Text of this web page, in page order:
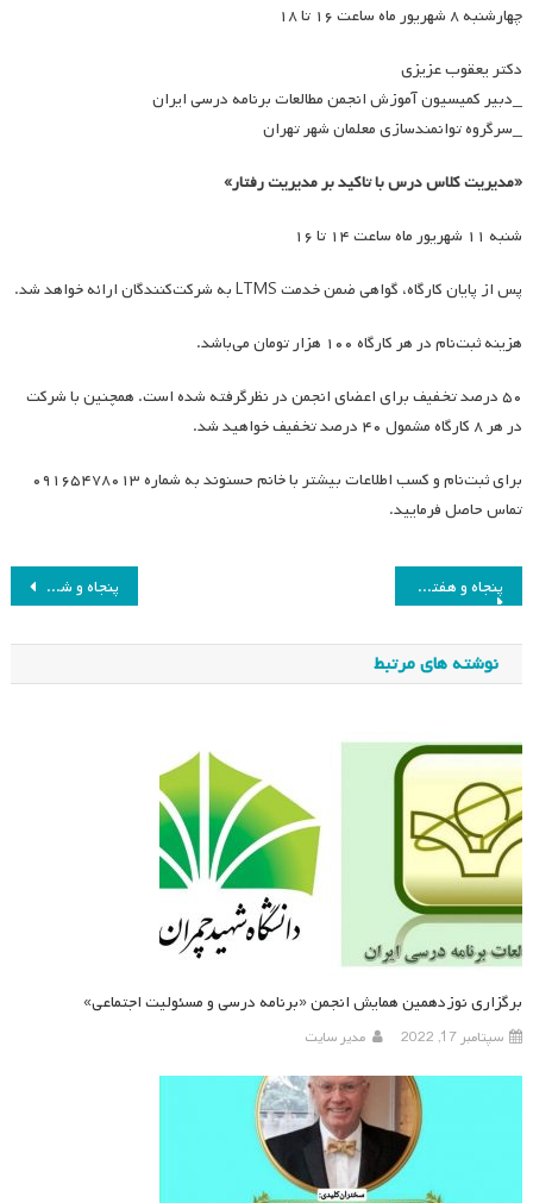
چهارشنبه ۸ شهریور ماه ساعت ۱۶ تا ۱۸
دکتر یعقوب عزیزی
_دبیر کمیسیون آموزش انجمن مطالعات برنامه درسی ایران
_سرگروه توانمندسازی معلمان شهر تهران
«مدیریت کلاس درس با تاکید بر مدیریت رفتار»
شنبه ۱۱ شهریور ماه ساعت ۱۴ تا ۱۶
پس از پایان کارگاه، گواهی ضمن خدمت LTMS به شرکت‌کنندگان ارائه خواهد شد.
هزینه ثبت‌نام در هر کارگاه ۱۰۰ هزار تومان می‌باشد.
۵۰ درصد تخفیف برای اعضای انجمن در نظرگرفته شده است. همچنین با شرکت
در هر ۸ کارگاه مشمول ۴۰ درصد تخفیف خواهید شد.
برای ثبت‌نام و کسب اطلاعات بیشتر با خانم حسنوند به شماره ۰۹۱۶۵۴۷۸۰۱۳
تماس حاصل فرمایید.
راهبری
نوشته
پنجاه و ششمین جلسه هیئت مدیره انجمن مطالعات برنامه درسی ایران پنجاه و هفتمین جلسه هیئت مدیره انجمن مطالعات برنامه درسی ایران
نوشته های مرتبط
برگزاری نوزدهمین همایش انجمن «برنامه درسی و مسئولیت اجتماعی»
سپتامبر 17, 2022 مدیر سایت